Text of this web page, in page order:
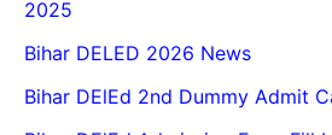
2025
Bihar DELED 2026 News
Bihar DElEd 2nd Dummy Admit